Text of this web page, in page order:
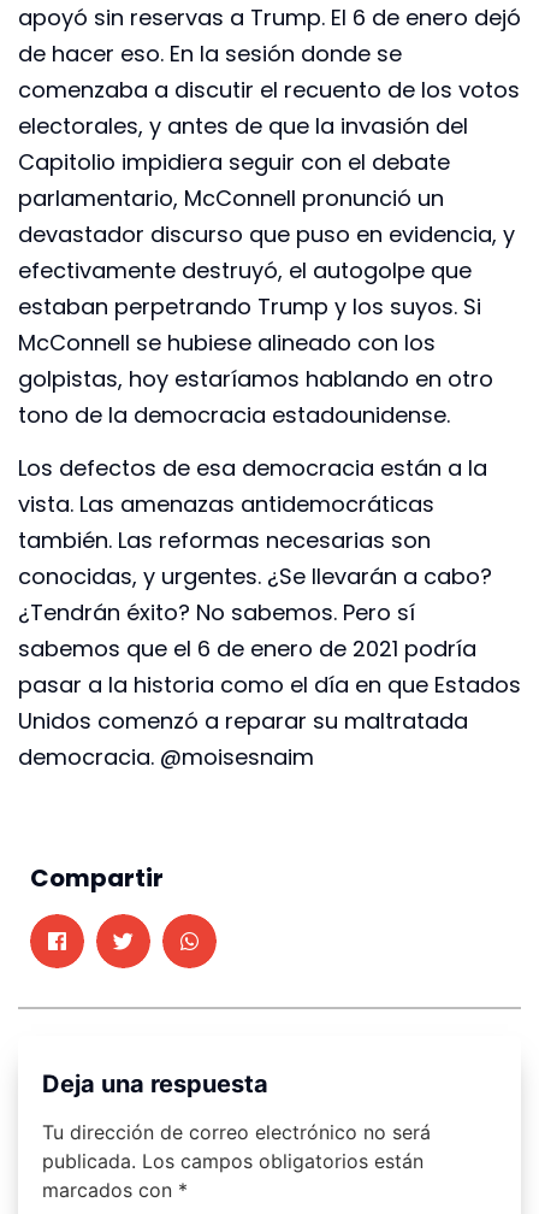
apoyó sin reservas a Trump. El 6 de enero dejó
de hacer eso. En la sesión donde se
comenzaba a discutir el recuento de los votos
electorales, y antes de que la invasión del
Capitolio impidiera seguir con el debate
parlamentario, McConnell pronunció un
devastador discurso que puso en evidencia, y
efectivamente destruyó, el autogolpe que
estaban perpetrando Trump y los suyos. Si
McConnell se hubiese alineado con los
golpistas, hoy estaríamos hablando en otro
tono de la democracia estadounidense.
Los defectos de esa democracia están a la
vista. Las amenazas antidemocráticas
también. Las reformas necesarias son
conocidas, y urgentes. ¿Se llevarán a cabo?
¿Tendrán éxito? No sabemos. Pero sí
sabemos que el 6 de enero de 2021 podría
pasar a la historia como el día en que Estados
Unidos comenzó a reparar su maltratada
democracia. @moisesnaim
Compartir
Deja una respuesta
Tu dirección de correo electrónico no será
publicada. Los campos obligatorios están
marcados con *